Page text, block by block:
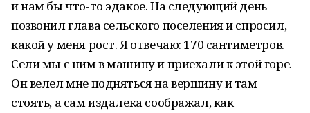
и нам бы что-то эдакое. На следующий день
позвонил глава сельского поселения и спросил,
какой у меня рост. Я отвечаю: 170 сантиметров.
Сели мы с ним в машину и приехали к этой горе.
Он велел мне подняться на вершину и там
стоять, а сам издалека соображал, как